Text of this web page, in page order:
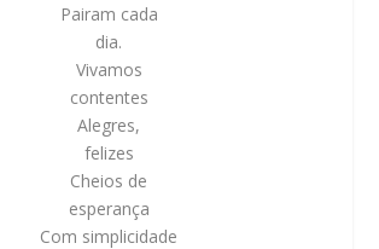
Pairam cada
dia.
Vivamos
contentes
Alegres,
felizes
Cheios de
esperança
Com simplicidade